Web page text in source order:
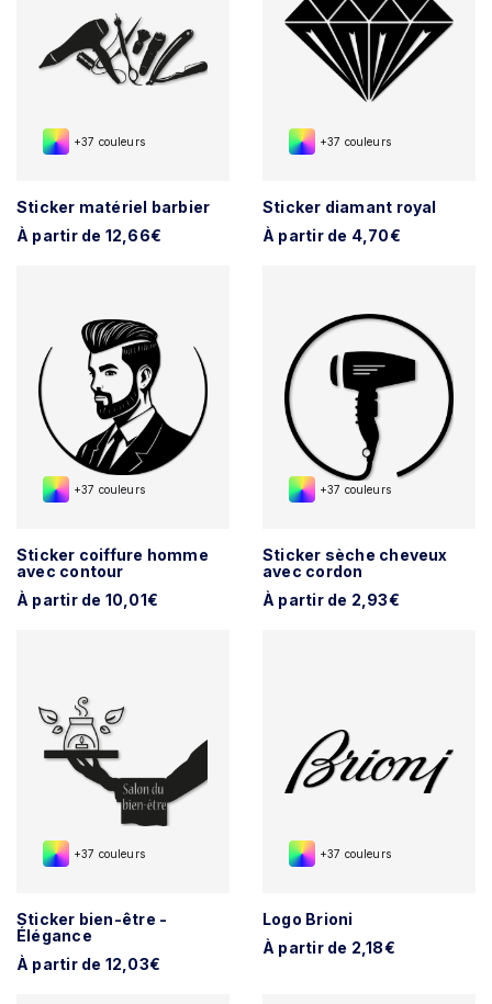
+37 couleurs
Sticker matériel barbier
À partir de 12,66€
+37 couleurs
Sticker diamant royal
À partir de 4,70€
+37 couleurs
Sticker coiffure homme
avec contour
À partir de 10,01€
+37 couleurs
Sticker sèche cheveux
avec cordon
À partir de 2,93€
+37 couleurs
Sticker bien-être -
Élégance
À partir de 12,03€
+37 couleurs
Logo Brioni
À partir de 2,18€